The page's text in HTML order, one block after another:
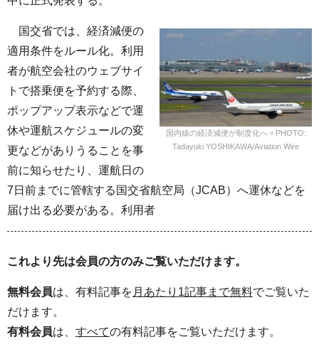
国内線の経済減便が制度化へ＝PHOTO:
Tadayuki YOSHIKAWA/Aviation Wire
国交省では、経済減便の
適用条件をルール化。利用
者が航空会社のウェブサイ
トで搭乗便を予約する際、
ポップアップ表示などで運
休や運航スケジュールの変
更などがありうることを事
前に知らせたり、運航日の
7日前までに管轄する国交省航空局（JCAB）へ運休などを
届け出る必要がある。利用者
これより先は会員の方のみご覧いただけます。
無料会員は、有料記事を 月あたり1記事まで無料でご覧いた
だけます。
有料会員は、 すべての有料記事をご覧いただけます。